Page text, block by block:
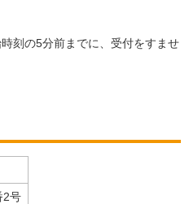
刻の5分前までに、受付をすませ
2号